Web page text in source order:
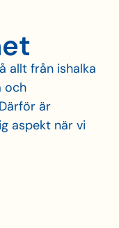
allt från ishalka
och
är
aspekt när vi